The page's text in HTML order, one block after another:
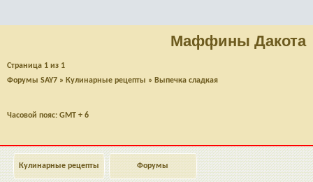
Маффины Дакота
Страница 1 из 1
Форумы SAY7 » Кулинарные рецепты » Выпечка сладкая
Часовой пояс: GMT + 6
Кулинарные рецепты Форумы